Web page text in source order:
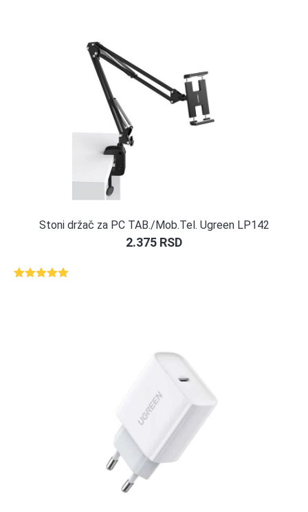
Stoni držač za PC TAB./Mob.Tel. Ugreen LP142
2.375 RSD